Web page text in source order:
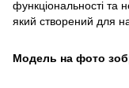
функціональності та
який створений для
Модель на фото